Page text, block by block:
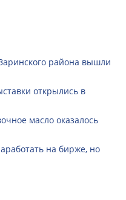
района вышли
открылись в
масло оказалось
на бирже, но